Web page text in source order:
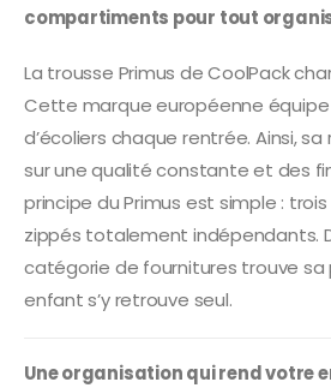
compartiments pour tout
La trousse Primus de CoolPack
Cette marque européenne équipe
d’écoliers chaque rentrée. Ainsi,
sur une qualité constante et des
principe du Primus est simple :
zippés totalement indépendants.
catégorie de fournitures trouve sa
enfant s’y retrouve seul.
Une organisation qui rend votre